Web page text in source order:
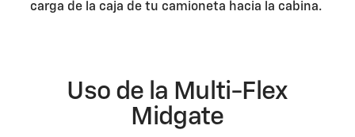
carga de la caja de tu camioneta hacia la cabina.
Uso de la Multi-Flex
Midgate